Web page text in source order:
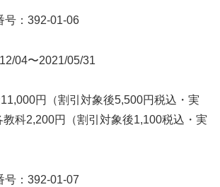
号：392-01-06
04〜2021/05/31
円（割引対象後5,500円税込・実
科2,200円（割引対象後1,100税込・実
号：392-01-07